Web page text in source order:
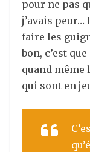
pour ne pas
j’avais peur…
faire les
bon, c’est
quand
qui sont en